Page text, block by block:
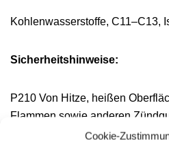
Cookie-
Kohlenwasserstoffe, C11–C13,
Sicherheitshinweise:
P210 Von Hitze, heißen
Flammen sowie anderen